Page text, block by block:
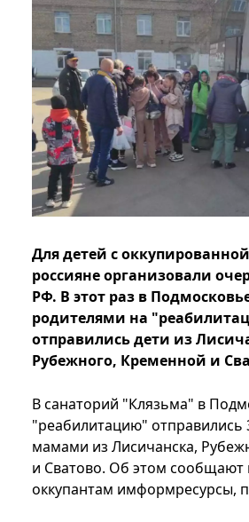
Для детей с
россияне организовали
РФ. В этот раз в
родителями на
отправились дети из
Рубежного, Кременной и
В санаторий "Клязьма" в
"реабилитацию" отправились
мамами из Лисичанска,
и Сватово. Об этом сообщают
оккупантам имформресурсы,